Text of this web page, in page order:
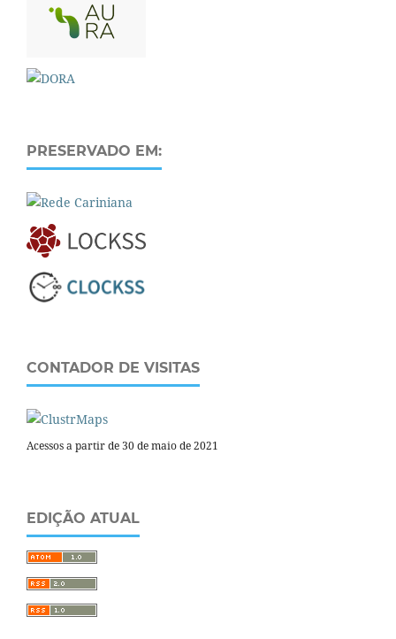
PRESERVADO EM:
CONTADOR DE VISITAS
Acessos a partir de 30 de maio de 2021
EDIÇÃO ATUAL